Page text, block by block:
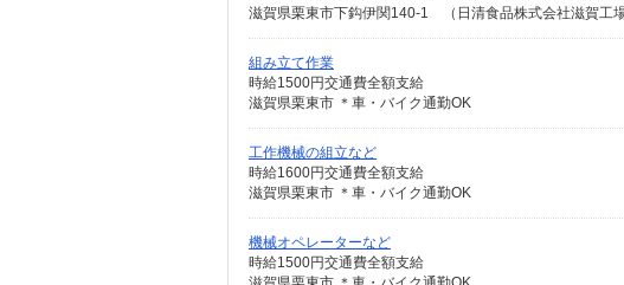
滋賀県栗東市下鈎伊関140-1 （日清食品株式会社滋賀工
組み立て作業
時給1500円交通費全額支給
滋賀県栗東市 ＊車・バイク通勤OK
工作機械の組立など
時給1600円交通費全額支給
滋賀県栗東市 ＊車・バイク通勤OK
機械オペレーターなど
時給1500円交通費全額支給